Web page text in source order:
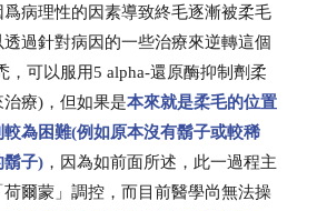
病理性的因素導致終毛逐漸被柔毛
過針對病因的一些治療來逆轉這個
，可以服用5 alpha-還原酶抑制劑柔
療)，但如果是本來就是柔毛的位置
為困難(例如原本沒有鬍子或較稀
鬍子) ，因為如前面所述，此一過程主
爾蒙」調控，而目前醫學尚無法操